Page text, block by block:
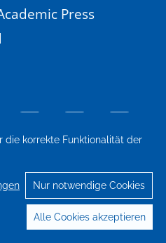
die korrekte Funktionalität der
Nur notwendige Cookies
Alle Cookies akzeptieren
Press
Einstellungen
Barbara Budrich